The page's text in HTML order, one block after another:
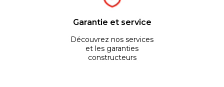
Garantie et service
Découvrez nos services
et les garanties
constructeurs